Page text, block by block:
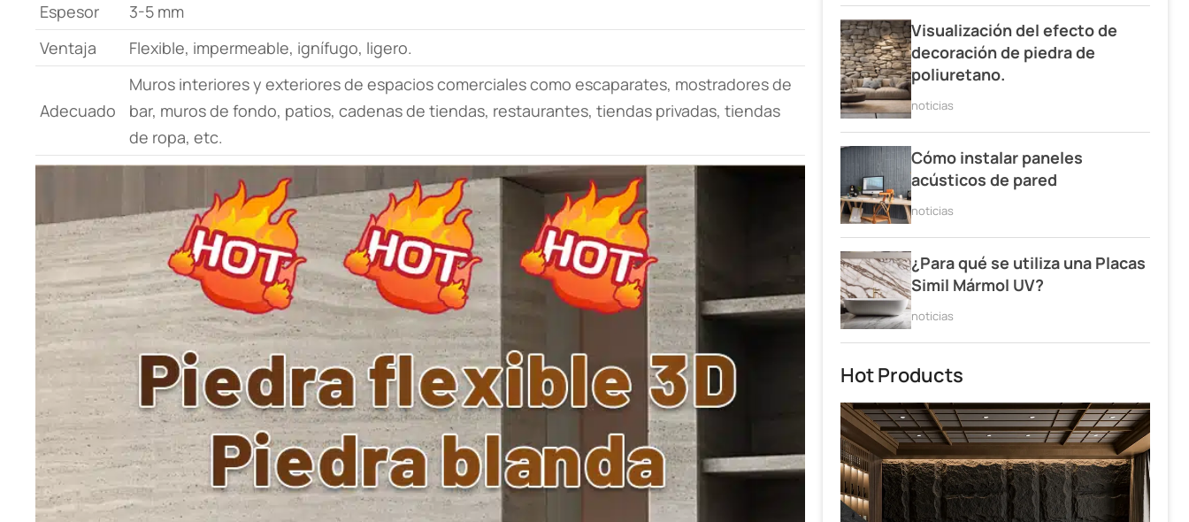
Espesor
3-5 mm
Ventaja
Flexible, impermeable, ignífugo, ligero.
Adecuado
Muros interiores y exteriores de espacios comerciales como escaparates, mostradores de
bar, muros de fondo, patios, cadenas de tiendas, restaurantes, tiendas privadas, tiendas
de ropa, etc.
Visualización del efecto de
decoración de piedra de
poliuretano.
noticias
Cómo instalar paneles
acústicos de pared
noticias
¿Para qué se utiliza una Placas
Simil Mármol UV?
noticias
Hot Products